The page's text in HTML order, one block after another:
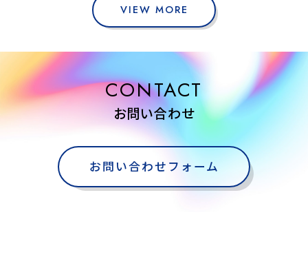
VIEW MORE
CONTACT
お問い合わせ
お問い合わせフォーム